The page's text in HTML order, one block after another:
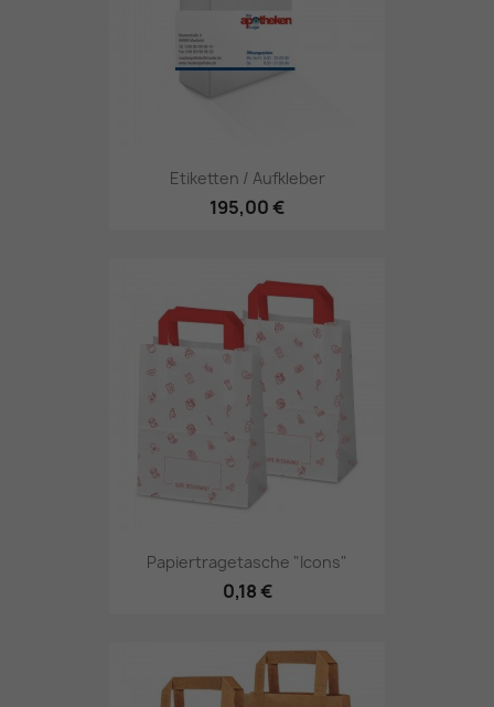
Etiketten / Aufkleber
195,00 €
Papiertragetasche "Icons"
0,18 €